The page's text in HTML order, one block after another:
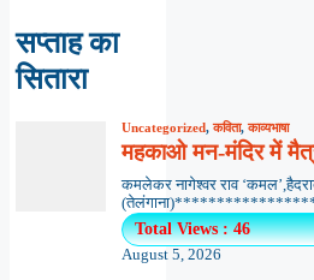
सप्ताह का
सितारा
Uncategorized,कविता,काव्यभाषा
महकाओ मन-मंदिर में
कमलेकर नागेश्वर राव
Total Views : 46
August 5, 2026